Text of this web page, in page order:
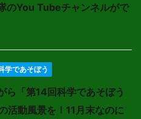
のYou Tubeチャンネルがで
学であそぼう
ら「第14回科学であそぼう
活動風景を！11月末なのに